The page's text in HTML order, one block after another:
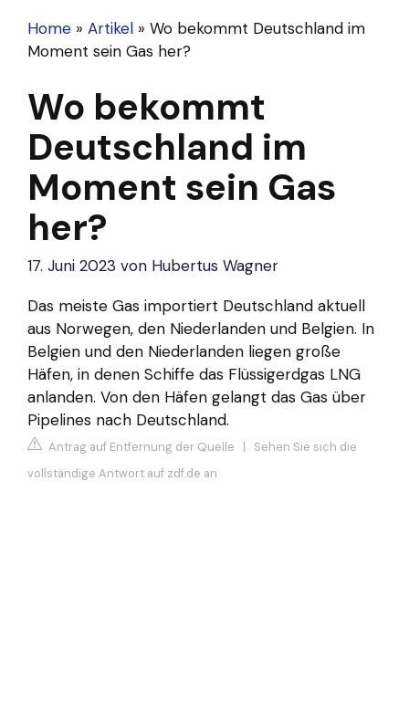
Home » Artikel » Wo bekommt Deutschland im
Moment sein Gas her?
Wo bekommt
Deutschland im
Moment sein Gas
her?
17. Juni 2023 von Hubertus Wagner
Das meiste Gas importiert Deutschland aktuell
aus Norwegen, den Niederlanden und Belgien. In
Belgien und den Niederlanden liegen große
Häfen, in denen Schiffe das Flüssigerdgas LNG
anlanden. Von den Häfen gelangt das Gas über
Pipelines nach Deutschland.
Antrag auf Entfernung der Quelle | Sehen Sie sich die
vollständige Antwort auf zdf.de an